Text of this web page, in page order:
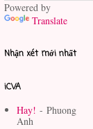
Powered by
Translate
Nhận xét mới nhất
iCVA
Hay! - Phuong
Anh